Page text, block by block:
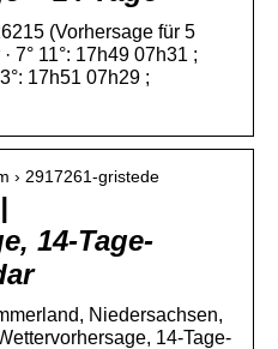
(Vorhersage für 5
7° 11°: 17h49 07h31 ;
17h51 07h29 ;
› 2917261-gristede
14-Tage-
Niedersachsen,
14-Tage-